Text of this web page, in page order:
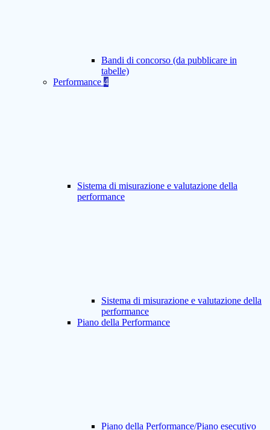
Bandi di concorso (da pubblicare in
tabelle)
Performance 4
Sistema di misurazione e valutazione della
performance
Sistema di misurazione e valutazione della
performance
Piano della Performance
Piano della Performance/Piano esecutivo